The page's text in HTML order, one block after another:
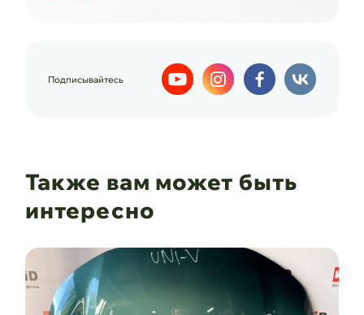
Подписывайтесь
Также вам может быть
интересно